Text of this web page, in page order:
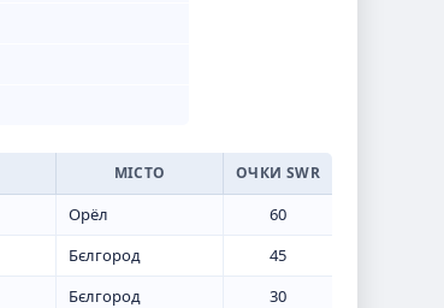
МІСТО ОЧКИ SWR
Орёл
60
Бєлгород
45
Бєлгород 30